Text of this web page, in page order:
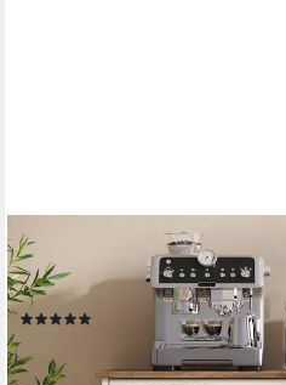
VASAGLE
Buffet Aufbewahrungsschrank,
Sideboard Küchenschrank im
ab 89,99 € 99,99 €
-10%